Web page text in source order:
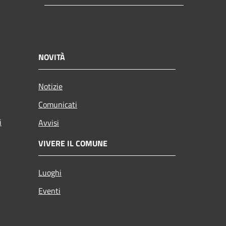
NOVITÀ
Notizie
Comunicati
Avvisi
VIVERE IL COMUNE
Luoghi
Eventi